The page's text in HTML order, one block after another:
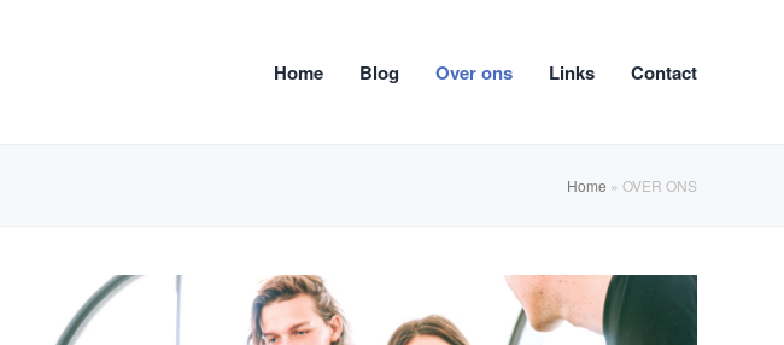
Home Blog Over ons Links Contact
Home » OVER ONS